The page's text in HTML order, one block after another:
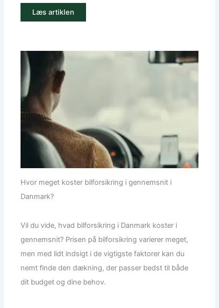
Læs artiklen
Hvor meget koster bilforsikring i gennemsnit i
Danmark?
Vil du vide, hvad bilforsikring i Danmark koster i
gennemsnit? Prisen på bilforsikring varierer meget,
men med lidt indsigt i de vigtigste faktorer kan du
nemt finde den dækning, der passer bedst til både
dit budget og dine behov.